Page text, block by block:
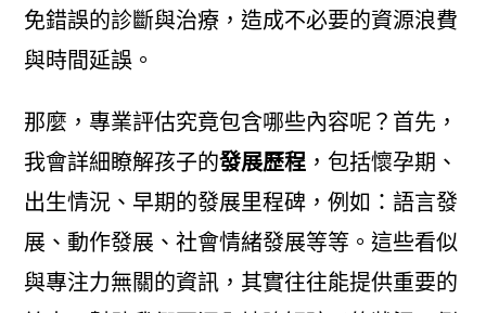
免錯誤的診斷與治療，造成不必要的資源浪費
與時間延誤。
那麼，專業評估究竟包含哪些內容呢？首先，
我會詳細瞭解孩子的發展歷程，包括懷孕期、
出生情況、早期的發展里程碑，例如：語言發
展、動作發展、社會情緒發展等等。這些看似
與專注力無關的資訊，其實往往能提供重要的